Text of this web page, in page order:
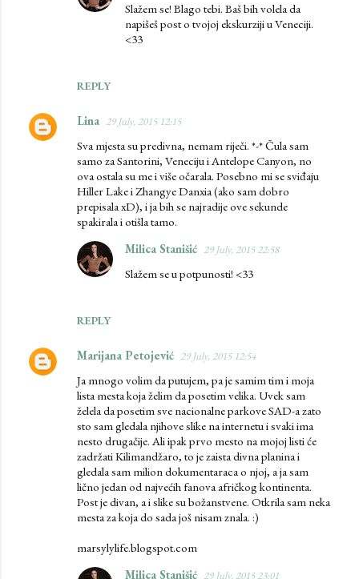
REPLY
Slažem se! Blago tebi. Baš bih volela da
napišeš post o tvojoj ekskurziji u Veneciji.
<33
Lina 29 July, 2015 12:15
Sva mjesta su predivna, nemam riječi. *-* Čula sam
samo za Santorini, Veneciju i Antelope Canyon, no
ova ostala su me i više očarala. Posebno mi se sviđaju
Hiller Lake i Zhangye Danxia (ako sam dobro
prepisala xD), i ja bih se najradije ove sekunde
spakirala i otišla tamo.
REPLY
Milica Stanišić 29 July, 2015 22:58
Slažem se u potpunosti! <33
Marijana Petojević 29 July, 2015 12:54
Ja mnogo volim da putujem, pa je samim tim i moja
lista mesta koja želim da posetim velika. Uvek sam
želela da posetim sve nacionalne parkove SAD-a zato
sto sam gledala njihove slike na internetu i svaki ima
nesto drugačije. Ali ipak prvo mesto na mojoj listi će
zadržati Kilimandžaro, to je zaista divna planina i
gledala sam milion dokumentaraca o njoj, a ja sam
lično jedan od najvećih fanova afričkog kontinenta.
Post je divan, a i slike su božanstvene. Otkrila sam neka
mesta za koja do sada još nisam znala. :)
marsylylife.blogspot.com
Milica Stanišić 29 July, 2015 23:01